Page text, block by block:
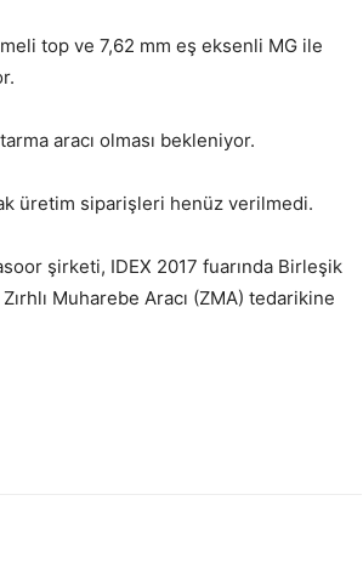
top ve 7,62 mm eş eksenli MG ile
aracı olması bekleniyor.
üretim siparişleri henüz verilmedi.
şirketi, IDEX 2017 fuarında Birleşik
Muharebe Aracı (ZMA) tedarikine